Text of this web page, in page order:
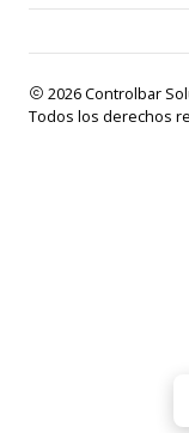
2026 Controlbar
Todos los derechos